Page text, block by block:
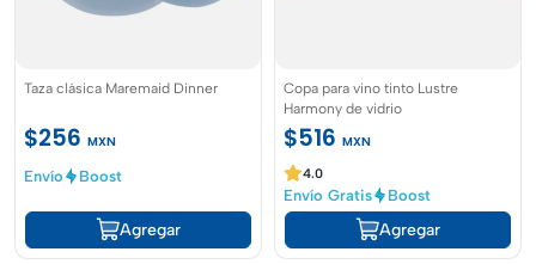
Taza clásica Maremaid Dinner
$256 MXN
Envío
Boost
Agregar
Copa para vino tinto Lustre
Harmony de vidrio
$516 MXN
4.0
Envío Gratis Boost
Agregar